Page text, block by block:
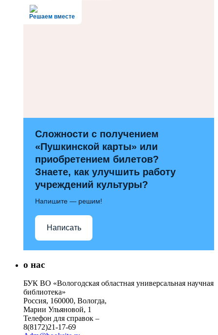
Решаем вместе
Сложности с получением
«Пушкинской карты» или
приобретением билетов?
Знаете, как улучшить работу
учреждений культуры?
Напишите — решим!
Написать
о нас
БУК ВО «Вологодская областная универсальная научная
библиотека»
Россия, 160000, Вологда,
Марии Ульяновой, 1
Телефон для справок –
8(8172)21-17-69